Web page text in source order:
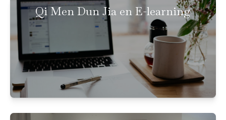
Qi Men Dun Jia en E-learning